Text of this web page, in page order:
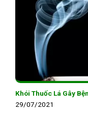
Khói Thuốc Lá Gây
29/07/2021